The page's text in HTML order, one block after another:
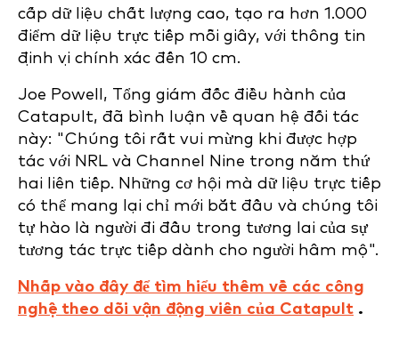
cấp dữ liệu chất lượng cao, tạo ra hơn 1.000
điểm dữ liệu trực tiếp mỗi giây, với thông tin
định vị chính xác đến 10 cm.
Joe Powell, Tổng giám đốc điều hành của
Catapult, đã bình luận về quan hệ đối tác
này: "Chúng tôi rất vui mừng khi được hợp
tác với NRL và Channel Nine trong năm thứ
hai liên tiếp. Những cơ hội mà dữ liệu trực tiếp
có thể mang lại chỉ mới bắt đầu và chúng tôi
tự hào là người đi đầu trong tương lai của sự
tương tác trực tiếp dành cho người hâm mộ".
Nhấp vào đây để tìm hiểu thêm về các công
nghệ theo dõi vận động viên của Catapult .